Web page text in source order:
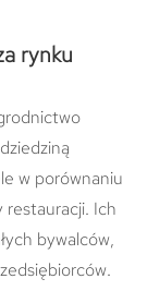
rynku
w porównaniu
restauracji. Ich
bywalców,